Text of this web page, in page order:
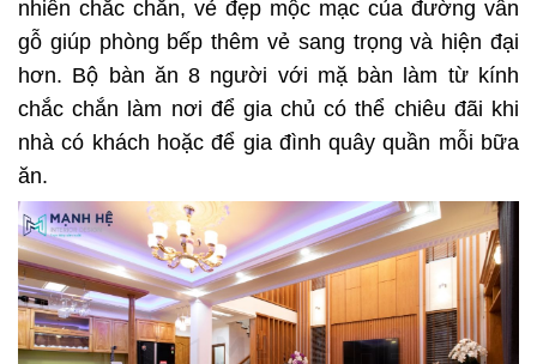
nhiên chắc chắn, vẻ đẹp mộc mạc của đường vân
gỗ giúp phòng bếp thêm vẻ sang trọng và hiện đại
hơn. Bộ bàn ăn 8 người với mặ bàn làm từ kính
chắc chắn làm nơi để gia chủ có thể chiêu đãi khi
nhà có khách hoặc để gia đình quây quần mỗi bữa
ăn.